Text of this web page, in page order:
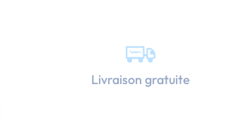
Livraison gratuite